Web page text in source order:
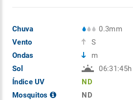
Chuva
Vento
Ondas
Sol
Índice UV
Mosquitos
0.3mm
S
m
06:31:45h
ND
ND